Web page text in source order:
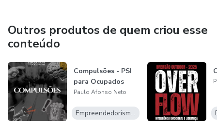
Outros produtos de quem criou esse
conteúdo
Compulsões - PSI
para Ocupados
Paulo Afonso Neto
Empreendedorismo Digital